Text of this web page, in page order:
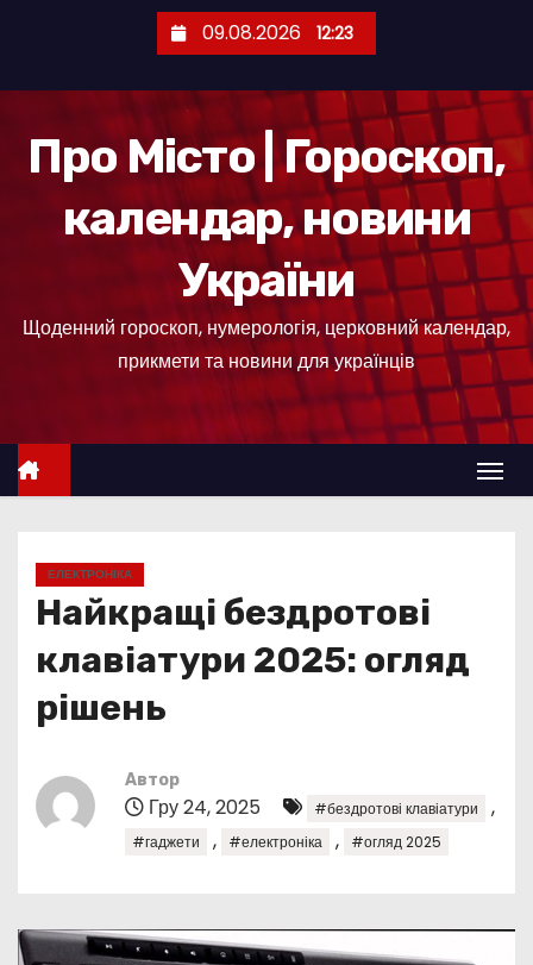
е
09.08.2026 12:23
Про Місто | Гороскоп,
календар, новини
України
Щоденний гороскоп, нумерологія, церковний календар,
прикмети та новини для українців
ЕЛЕКТРОНІКА
Найкращі бездротові
клавіатури 2025: огляд
рішень
Автор
Гру 24, 2025 #бездротові клавіатури ,
#гаджети , #електроніка , #огляд 2025